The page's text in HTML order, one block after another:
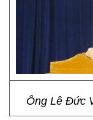
Ông Lê Đức